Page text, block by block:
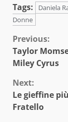
Tags:
Daniela
Donne
Continue
Reading
Previous:
Taylor
Miley Cyrus
Next:
Le gieffine
Fratello